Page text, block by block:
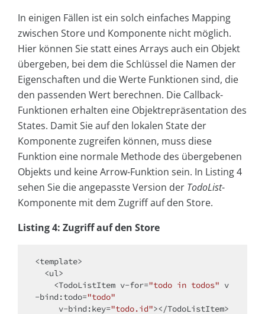
In einigen Fällen ist ein solch einfaches Mapping
zwischen Store und Komponente nicht möglich.
Hier können Sie statt eines Arrays auch ein Objekt
übergeben, bei dem die Schlüssel die Namen der
Eigenschaften und die Werte Funktionen sind, die
den passenden Wert berechnen. Die Callback-
Funktionen erhalten eine Objektrepräsentation des
States. Damit Sie auf den lokalen State der
Komponente zugreifen können, muss diese
Funktion eine normale Methode des übergebenen
Objekts und keine Arrow-Funktion sein. In Listing 4
sehen Sie die angepasste Version der TodoList-
Komponente mit dem Zugriff auf den Store.
Listing 4: Zugriff auf den Store
<template>
<ul >
<TodoListItem v-for="todo in todos" v
-bind:todo="todo"
v-bind:key="todo.id"></TodoListItem>